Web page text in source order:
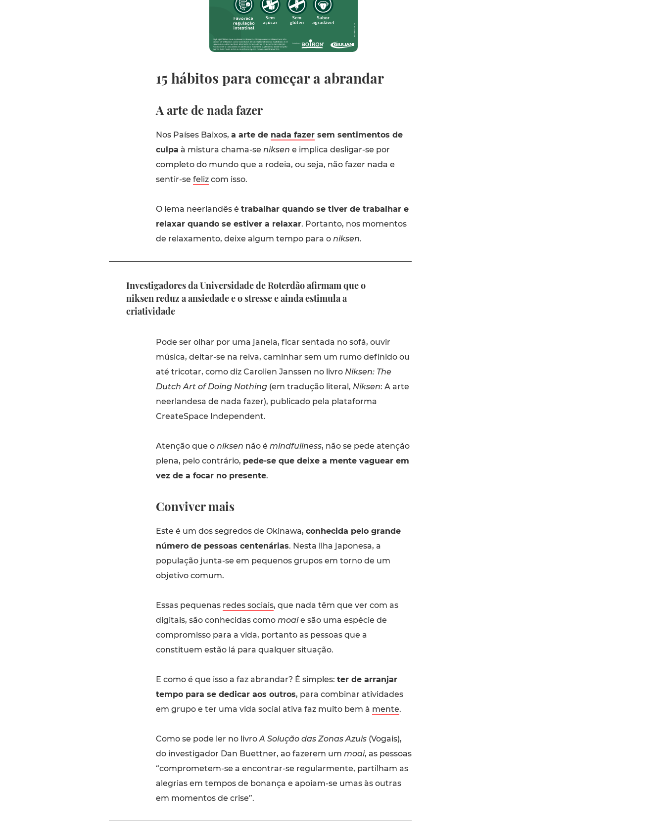
15 hábitos para começar a abrandar
A arte de nada fazer
Nos Países Baixos, a arte de nada fazersem sentimentos de
culpa à mistura chama-se niksen e implica desligar-se por
completo do mundo que a rodeia, ou seja, não fazer nada e
sentir-se felizcom isso.
O lema neerlandês é trabalhar quando se tiver de trabalhar e
relaxar quando se estiver a relaxar. Portanto, nos momentos
de relaxamento, deixe algum tempo para o niksen.
Investigadores da Universidade de Roterdão afirmam que o
niksen reduz a ansiedade e o stresse e ainda estimula a
criatividade
Pode ser olhar por uma janela, ficar sentada no sofá, ouvir
música, deitar-se na relva, caminhar sem um rumo definido ou
até tricotar, como diz Carolien Janssen no livro Niksen: The
Dutch Art of Doing Nothing(em tradução literal, Niksen: A arte
neerlandesa de nada fazer), publicado pela plataforma
CreateSpace Independent.
Atenção que o niksen não é mindfullness, não se pede atenção
plena, pelo contrário, pede-se que deixe a mente vaguear em
vez de a focar no presente.
Conviver mais
Este é um dos segredos de Okinawa, conhecida pelo grande
número de pessoas centenárias. Nesta ilha japonesa, a
população junta-se em pequenos grupos em torno de um
objetivo comum.
Essas pequenas redes sociais, que nada têm que ver com as
digitais, são conhecidas como moaie são uma espécie de
compromisso para a vida, portanto as pessoas que a
constituem estão lá para qualquer situação.
E como é que isso a faz abrandar? É simples: ter de arranjar
tempo para se dedicar aos outros, para combinar atividades
em grupo e ter uma vida social ativa faz muito bem à mente.
Como se pode ler no livro A Solução das Zonas Azuis(Vogais),
do investigador Dan Buettner, ao fazerem um moai, as pessoas
“comprometem-se a encontrar-se regularmente, partilham as
alegrias em tempos de bonança e apoiam-se umas às outras
em momentos de crise”.